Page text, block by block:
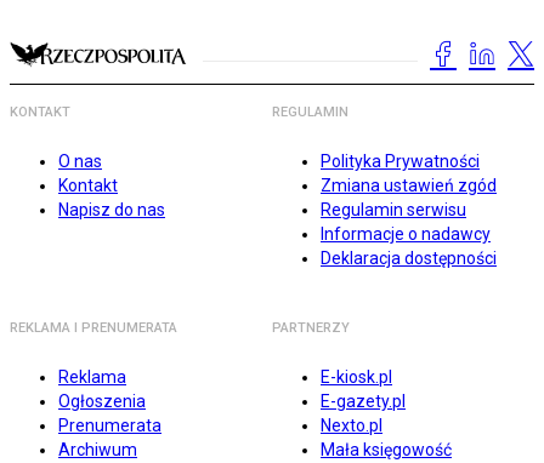
KONTAKT
O nas
Kontakt
Napisz do nas
REGULAMIN
Polityka Prywatności
Zmiana ustawień zgód
Regulamin serwisu
Informacje o nadawcy
Deklaracja dostępności
REKLAMA I PRENUMERATA
Reklama
Ogłoszenia
Prenumerata
Archiwum
PARTNERZY
E-kiosk.pl
E-gazety.pl
Nexto.pl
Mała księgowość